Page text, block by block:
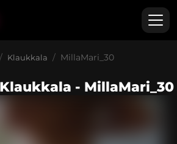
Klaukkala MillaMari_30
- MillaMari_30